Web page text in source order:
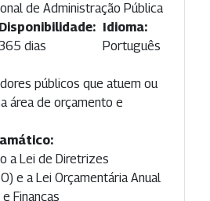
de Administração Pública
Disponibilidade:
dias
Idioma:
Português
públicos que atuem ou
área de orçamento e
a Lei de Diretrizes
e a Lei Orçamentária Anual
Finanças